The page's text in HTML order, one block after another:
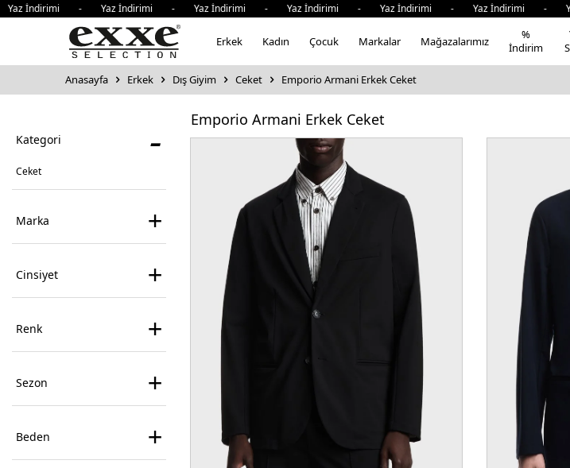
- Yaz İndirimi - Yaz İndirimi - Yaz İndirimi - Yaz İndirimi - Yaz İndirimi - Yaz
Erkek Kadın Çocuk Markalar Mağazalarımız
%
İndirim
Anasayfa Erkek Dış Giyim Ceket Emporio Armani Erkek Ceket
Kategori -
Ceket
Cinsiyet +
Renk +
Sezon +
Marka +
Beden +
Emporio Armani Erkek Ceket